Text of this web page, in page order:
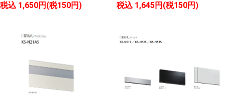
税込 1,650円(税150円)
税込 1,645円(税150円)